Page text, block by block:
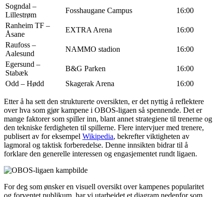
Sogndal –
Lillestrøm
Fosshaugane Campus
16:00
Ranheim TF –
Åsane
EXTRA Arena
16:00
Raufoss –
Aalesund
NAMMO stadion
16:00
Egersund –
Stabæk
B&G Parken
16:00
Odd – Hødd
Skagerak Arena 16:00
Etter å ha sett den strukturerte oversikten, er det nyttig å reflektere
over hva som gjør kampene i OBOS-ligaen så spennende. Det er
mange faktorer som spiller inn, blant annet strategiene til trenerne og
den tekniske ferdigheten til spillerne. Flere intervjuer med trenere,
publisert av for eksempel Wikipedia, bekrefter viktigheten av
lagmoral og taktisk forberedelse. Denne innsikten bidrar til å
forklare den generelle interessen og engasjementet rundt ligaen.
For deg som ønsker en visuell oversikt over kampenes popularitet
og forventet publikum, har vi utarbeidet et diagram nedenfor som